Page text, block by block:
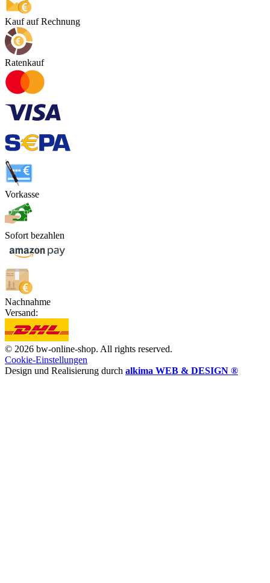
Kauf auf Rechnung
Ratenkauf
Vorkasse
Sofort bezahlen
Nachnahme
Versand:
© 2026 bw-online-shop. All rights reserved.
Cookie-Einstellungen
Design und Realisierung durch alkima WEB & DESIGN ®